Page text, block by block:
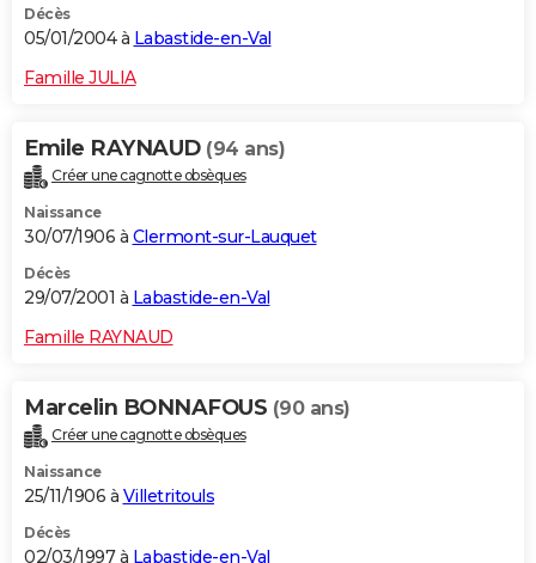
Décès
05/01/2004 à Labastide-en-Val
Famille JULIA
Emile RAYNAUD (94 ans)
Créer une cagnotte obsèques
Naissance
30/07/1906 à Clermont-sur-Lauquet
Décès
29/07/2001 à Labastide-en-Val
Famille RAYNAUD
Marcelin BONNAFOUS (90 ans)
Créer une cagnotte obsèques
Naissance
25/11/1906 à Villetritouls
Décès
02/03/1997 à Labastide-en-Val